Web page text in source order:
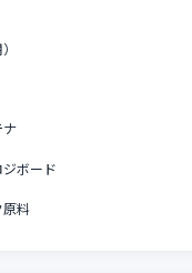
ナ
ボード
原料